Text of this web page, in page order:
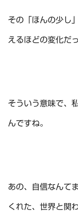
その「ほんの少し
えるほどの変化だ
そういう意味で、
んですね。
あの、自信なんて
くれた、世界と関